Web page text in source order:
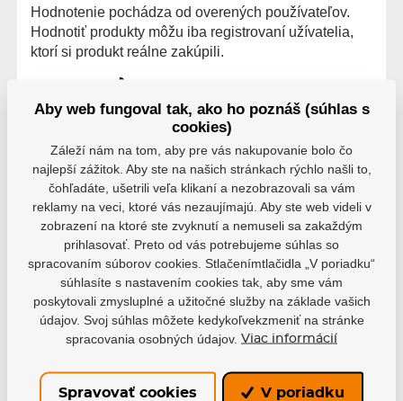
Hodnotenie pochádza od overených používateľov.
Hodnotiť produkty môžu iba registrovaní užívatelia,
ktorí si produkt reálne zakúpili.
2
0
Parametre
Výrobce Bauer
Aby web fungoval tak, ako ho poznáš (súhlas s
cookies)
Záleží nám na tom, aby pre vás nakupovanie bolo čo
najlepší zážitok. Aby ste na našich stránkach rýchlo našli to,
čohľadáte, ušetrili veľa klikaní a nezobrazovali sa vám
reklamy na veci, ktoré vás nezaujímajú. Aby ste web videli v
zobrazení na ktoré ste zvyknutí a nemuseli sa zakaždým
prihlasovať. Preto od vás potrebujeme súhlas so
spracovaním súborov cookies. Stlačenímtlačidla „V poriadku“
súhlasíte s nastavením cookies tak, aby sme vám
poskytovali zmysluplné a užitočné služby na základe vašich
údajov. Svoj súhlas môžete kedykoľvekzmeniť na stránke
spracovania osobných údajov. Viac informácií
Spravovať cookies V poriadku